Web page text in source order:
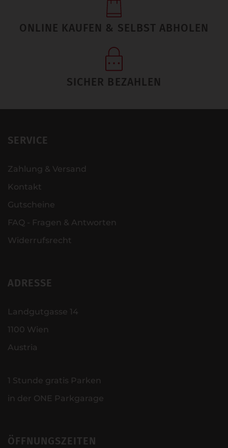
ONLINE KAUFEN & SELBST ABHOLEN
SICHER BEZAHLEN
SERVICE
Zahlung & Versand
Kontakt
Gutscheine
FAQ - Fragen & Antworten
Widerrufsrecht
ADRESSE
Landgutgasse 14
1100 Wien
Austria
1 Stunde gratis Parken
in der ONE Parkgarage
ÖFFNUNGSZEITEN